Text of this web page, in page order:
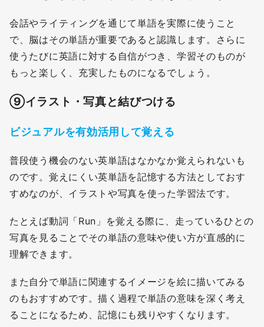
会話やライティングを通じて単語を実際に使うこと
で、脳はその単語が重要であると認識します。さらに
使うたびに英語に対する自信がつき、学習そのものが
もっと楽しく、充実したものになるでしょう。
⑨イラスト・写真と結びつける
ビジュアルを有効活用して覚える
普段使う機会のない英単語はなかなか覚えられないも
のです。覚えにくい英単語を記憶する方法としておす
すめなのが、イラストや写真を使った学習法です。
たとえば動詞「Run」を覚える際に、走っているひとの
写真を見ることでその単語の意味や使い方が直感的に
理解できます。
また自分で単語に関連するイメージを絵に描いてみる
のもおすすめです。描く過程で単語の意味を深く考え
ることになるため、記憶にも残りやすくなります。